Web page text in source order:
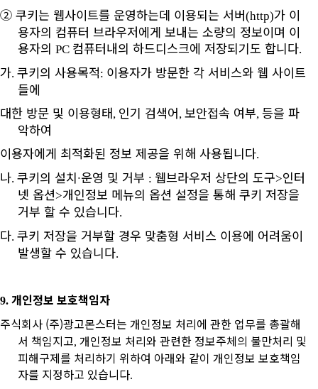
② 쿠키는 웹사이트를 운영하는데 이용되는 서버(http)가 이
용자의 컴퓨터 브라우저에게 보내는 소량의 정보이며 이
용자의 PC 컴퓨터내의 하드디스크에 저장되기도 합니다.
가. 쿠키의 사용목적: 이용자가 방문한 각 서비스와 웹 사이트
들에
대한 방문 및 이용형태, 인기 검색어, 보안접속 여부, 등을 파
악하여
이용자에게 최적화된 정보 제공을 위해 사용됩니다.
나. 쿠키의 설치∙운영 및 거부 : 웹브라우저 상단의 도구>인터
넷 옵션>개인정보 메뉴의 옵션 설정을 통해 쿠키 저장을
거부 할 수 있습니다.
다. 쿠키 저장을 거부할 경우 맞춤형 서비스 이용에 어려움이
발생할 수 있습니다.
9. 개인정보 보호책임자
주식회사 (주)광고몬스터는 개인정보 처리에 관한 업무를 총괄해
서 책임지고, 개인정보 처리와 관련한 정보주체의 불만처리 및
피해구제를 처리하기 위하여 아래와 같이 개인정보 보호책임
자를 지정하고 있습니다.